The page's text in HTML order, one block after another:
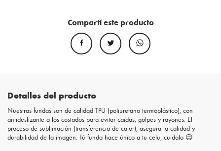
Compartí este producto
Detalles del producto
Nuestras fundas son de calidad TPU (poliuretano termoplástico), con
antideslizante a los costados para evitar caídas, golpes y rayones. El
proceso de sublimación (transferencia de calor), asegura la calidad y
durabilidad de la imagen. Tú funda hace único a tu celu, cuidalo 😉